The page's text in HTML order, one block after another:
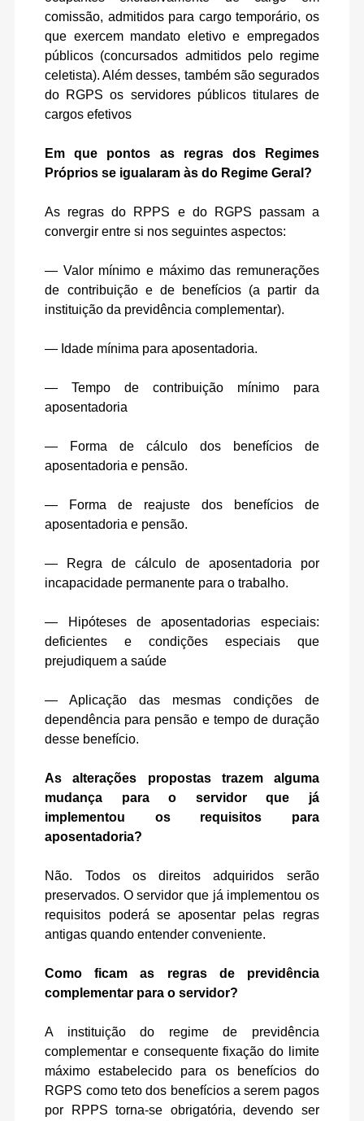
comissão, admitidos para cargo temporário, os
que exercem mandato eletivo e empregados
públicos (concursados admitidos pelo regime
celetista). Além desses, também são segurados
do RGPS os servidores públicos titulares de
cargos efetivos
Em que pontos as regras dos Regimes
Próprios se igualaram às do Regime Geral?
As regras do RPPS e do RGPS passam a
convergir entre si nos seguintes aspectos:
— Valor mínimo e máximo das remunerações
de contribuição e de benefícios (a partir da
instituição da previdência complementar).
— Idade mínima para aposentadoria.
— Tempo de contribuição mínimo para
aposentadoria
— Forma de cálculo dos benefícios de
aposentadoria e pensão.
— Forma de reajuste dos benefícios de
aposentadoria e pensão.
— Regra de cálculo de aposentadoria por
incapacidade permanente para o trabalho.
— Hipóteses de aposentadorias especiais:
deficientes e condições especiais que
prejudiquem a saúde
— Aplicação das mesmas condições de
dependência para pensão e tempo de duração
desse benefício.
As alterações propostas trazem alguma
mudança para o servidor que já
implementou os requisitos para
aposentadoria?
Não. Todos os direitos adquiridos serão
preservados. O servidor que já implementou os
requisitos poderá se aposentar pelas regras
antigas quando entender conveniente.
Como ficam as regras de previdência
complementar para o servidor?
A instituição do regime de previdência
complementar e consequente fixação do limite
máximo estabelecido para os benefícios do
RGPS como teto dos benefícios a serem pagos
por RPPS torna-se obrigatória, devendo ser